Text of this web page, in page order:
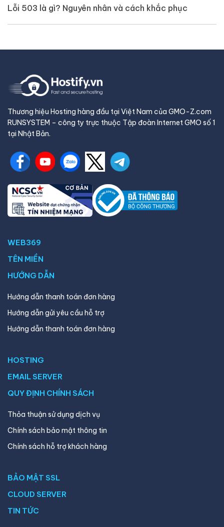
Lỗi 503 là gì? Nguyên nhân và cách khắc phục
Thương hiệu Hosting hàng đầu tại Việt Nam của GMO-Z.com
RUNSYSTEM – công ty trực thuộc Tập đoàn Internet GMO số 1
tại Nhật Bản.
WEB369
TÊN MIỀN
HƯỚNG DẪN
Hướng dẫn thanh toán đơn hàng
Hướng dẫn gửi yêu cầu hỗ trợ
Hướng dẫn thanh toán đơn hàng
HOSTING
EMAIL SERVER
QUY ĐỊNH CHÍNH SÁCH
Thỏa thuận sử dụng dịch vụ
Chính sách bảo mật thông tin
Chính sách hỗ trợ khách hàng
BẢO MẬT SSL
CLOUD SERVER
TIN TỨC